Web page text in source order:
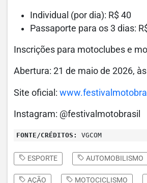
Individual (por dia): R$ 40
Passaporte para os 3 dias:
Inscrições para motoclubes e
Abertura: 21 de maio de 2026,
Site oficial:
Instagram: @festivalmotobrasil
FONTE/CRÉDITOS: VGCOM
ESPORTE AUTOMOBILISMO
AÇÃO MOTOCICLISMO